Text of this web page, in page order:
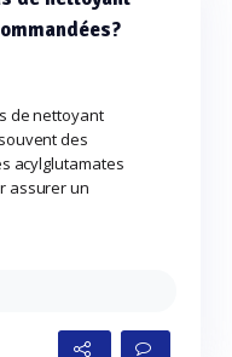
de nettoyant
des
acylglutamates
assurer un